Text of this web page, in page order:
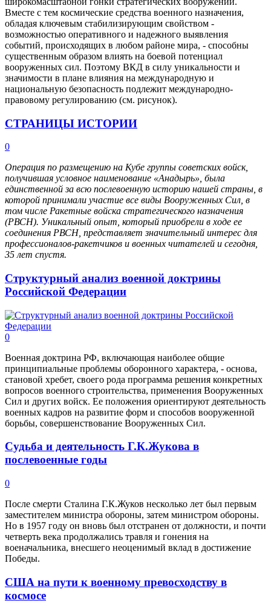
Вместе с тем космические средства военного назначения,
обладая ключевым стабилизирующим свойством -
возможностью оперативного и надежного выявления
событий, происходящих в любом районе мира, - способны
существенным образом влиять на боевой потенциал
вооруженных сил. Поэтому ВКД в силу уникальности и
значимости в плане влияния на международную и
национальную безопасность подлежит международно-
правовому регулированию (см. рисунок).
СТРАНИЦЫ ИСТОРИИ
0
Операция по размещению на Кубе группы советских войск,
получившая условное наименование «Анадырь», была
единственной за всю послевоенную историю нашей страны, в
которой принимали участие все виды Вооруженных Сил, в
том числе Ракетные войска стратегического назначения
(РВСН). Уникальный опыт, который приобрели в ходе ее
соединения РВСН, представляет значительный интерес для
профессионалов-ракетчиков и военных читателей и сегодня,
35 лет спустя.
Структурный анализ военной доктрины
Российской Федерации
0
Военная доктрина РФ, включающая наиболее общие
принципиальные проблемы оборонного характера, - основа,
становой хребет, своего рода программа решения конкретных
вопросов военного строительства, применения Вооруженных
Сил и других войск. Ее положения ориентируют деятельность
военных кадров на развитие форм и способов вооруженной
борьбы, совершенствование Вооруженных Сил.
Судьба и деятельность Г.К.Жукова в
послевоенные годы
0
После смерти Сталина Г.К.Жуков несколько лет был первым
заместителем министра обороны, затем министром обороны.
Но в 1957 году он вновь был отстранен от должности, и почти
четверть века продолжались травля и гонения на
военачальника, внесшего неоценимый вклад в достижение
Победы.
США на пути к военному превосходству в
космосе